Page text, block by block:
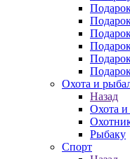
Охота и
Назад
Охота и
Рыбаку
Спорт